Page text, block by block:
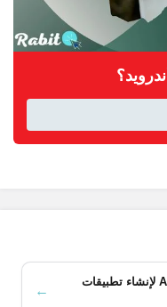
شرح وتنزيل برنامج Android Studio لإنشاء تطبيقات
←